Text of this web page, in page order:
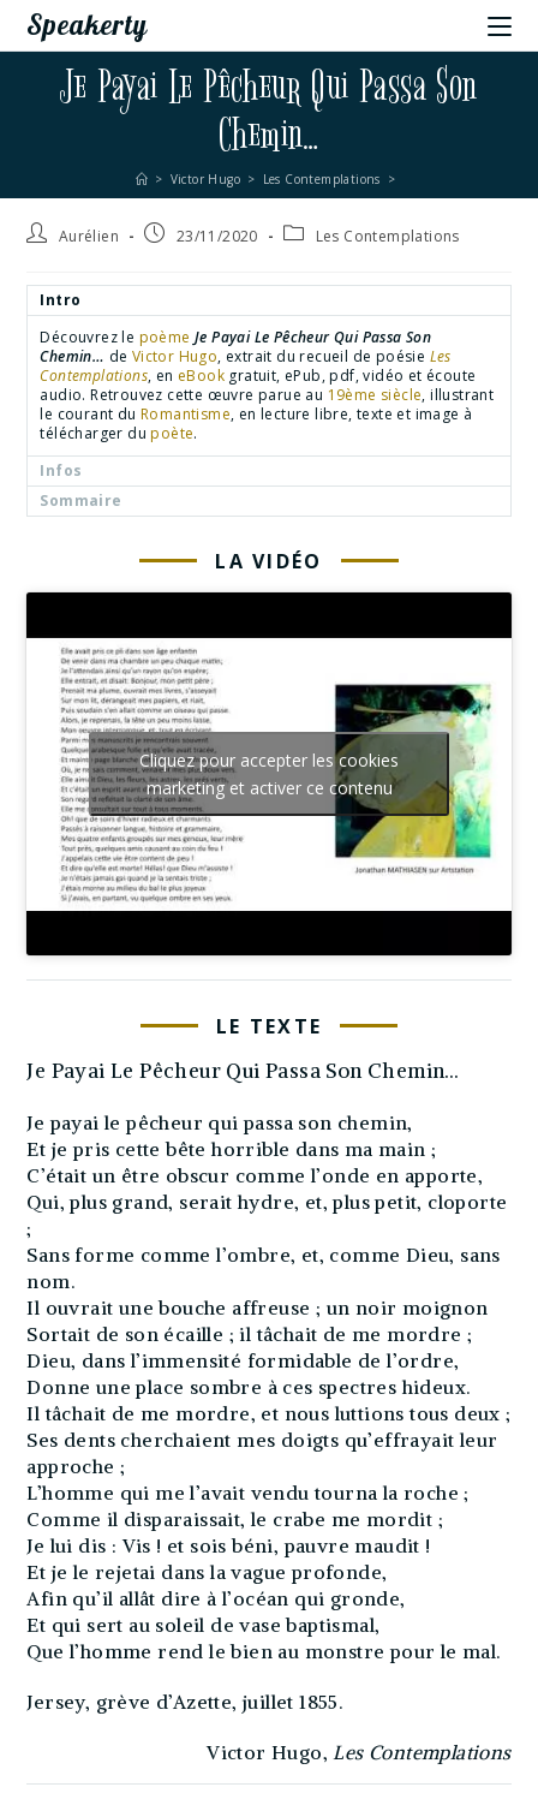
Speakerty
Je Payai Le Pêcheur Qui Passa Son
Chemin…
> Victor Hugo > Les Contemplations >
Aurélien 23/11/2020 Les Contemplations
Intro
Découvrez le poème Je Payai Le Pêcheur Qui Passa Son
Chemin… de Victor Hugo, extrait du recueil de poésie Les
Contemplations, en eBook gratuit, ePub, pdf, vidéo et écoute
audio. Retrouvez cette œuvre parue au 19ème siècle, illustrant
le courant duRomantisme, en lecture libre, texte et image à
télécharger dupoète.
Infos
Sommaire
LA VIDÉO
Cliquez pour accepter les cookies
marketing et activer ce contenu
LE TEXTE
Je Payai Le Pêcheur Qui Passa Son Chemin…
Je payai le pêcheur qui passa son chemin,
Et je pris cette bête horrible dans ma main ;
C’était un être obscur comme l’onde en apporte,
Qui, plus grand, serait hydre, et, plus petit, cloporte
;
Sans forme comme l’ombre, et, comme Dieu, sans
nom.
Il ouvrait une bouche affreuse ; un noir moignon
Sortait de son écaille ; il tâchait de me mordre ;
Dieu, dans l’immensité formidable de l’ordre,
Donne une place sombre à ces spectres hideux.
Il tâchait de me mordre, et nous luttions tous deux ;
Ses dents cherchaient mes doigts qu’effrayait leur
approche ;
L’homme qui me l’avait vendu tourna la roche ;
Comme il disparaissait, le crabe me mordit ;
Je lui dis : Vis ! et sois béni, pauvre maudit !
Et je le rejetai dans la vague profonde,
Afin qu’il allât dire à l’océan qui gronde,
Et qui sert au soleil de vase baptismal,
Que l’homme rend le bien au monstre pour le mal.
Jersey, grève d’Azette, juillet 1855.
Victor Hugo,Les Contemplations